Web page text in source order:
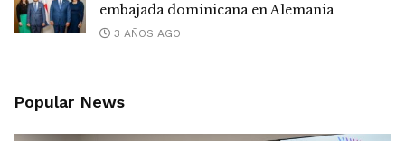
embajada dominicana en Alemania
3 AÑOS AGO
Popular News